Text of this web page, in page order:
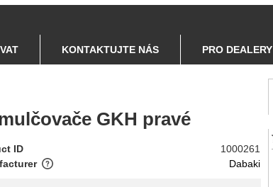
KONTAKTUJTE NÁS PRO DEALERY
GKH pravé
ID
1000261
Dabaki